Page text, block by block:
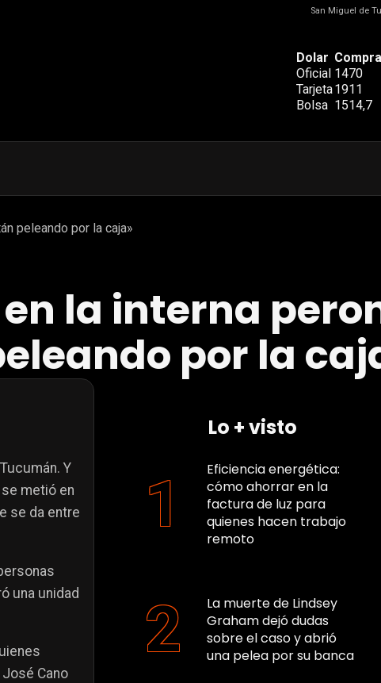
San Miguel de
Dolar Compra
Oficial 1470
Tarjeta1911
Bolsa 1514,7
peleando por la caja»
la interna
por la
Y
se metió en
se da entre
una unidad
Cano
Lo + visto
Eficiencia energética:
cómo ahorrar en la
factura de luz para
quienes hacen trabajo
remoto
La muerte de Lindsey
Graham dejó dudas
sobre el caso y abrió
una pelea por su banca